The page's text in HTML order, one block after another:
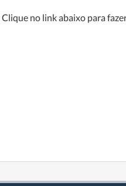
no link abaixo para